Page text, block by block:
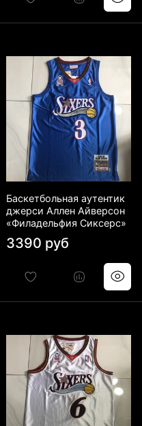
Баскетбольная аутентик
джерси Аллен Айверсон
«Филадельфия Сиксерс»
3390 руб